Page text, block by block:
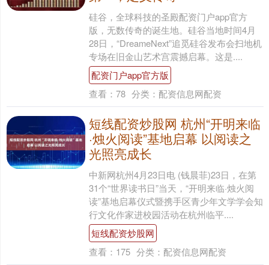
硅谷，全球科技的圣殿配资门户app官方
版，无数传奇的诞生地。硅谷当地时间4月
28日，“DreameNext”追觅硅谷发布会扫地机
专场在旧金山艺术宫震撼启幕。这是....
配资门户app官方版
查看： 78 分类： 配资信息网配资
短线配资炒股网 杭州“开明来临
·烛火阅读”基地启幕 以阅读之
光照亮成长
中新网杭州4月23日电 (钱晨菲)23日，在第
31个“世界读书日”当天，“开明来临·烛火阅
读”基地启幕仪式暨携手区青少年文学学会知
行文化作家进校园活动在杭州临平....
短线配资炒股网
查看： 175 分类： 配资信息网配资